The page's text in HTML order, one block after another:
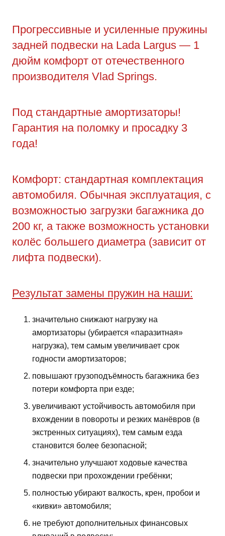
Прогрессивные и усиленные пружины
задней подвески на Lada Largus — 1
дюйм комфорт от отечественного
производителя Vlad Springs.
Под стандартные амортизаторы!
Гарантия на поломку и просадку 3
года!
Комфорт: стандартная комплектация
автомобиля. Обычная эксплуатация, с
возможностью загрузки багажника до
200 кг, а также возможность установки
колёс большего диаметра (зависит от
лифта подвески).
Результат замены пружин на наши:
значительно снижают нагрузку на
амортизаторы (убирается «паразитная»
нагрузка), тем самым увеличивает срок
годности амортизаторов;
повышают грузоподъёмность багажника без
потери комфорта при езде;
увеличивают устойчивость автомобиля при
вхождении в повороты и резких манёвров (в
экстренных ситуациях), тем самым езда
становится более безопасной;
значительно улучшают ходовые качества
подвески при прохождении гребёнки;
полностью убирают валкость, крен, пробои и
«кивки» автомобиля;
не требуют дополнительных финансовых